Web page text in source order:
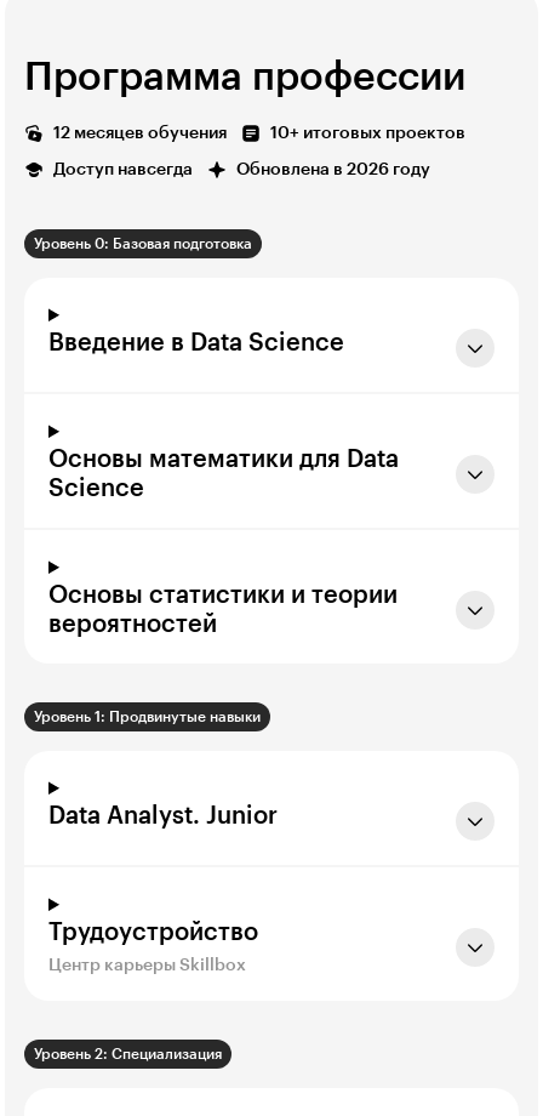
Программа профессии
12 месяцев обучения 10+ итоговых проектов
Доступ навсегда Обновлена в 2026 году
Уровень 0: Базовая подготовка
Введение в Data Science
Основы математики для Data
Science
Основы статистики и теории
вероятностей
Уровень 1: Продвинутые навыки
Data Analyst. Junior
Трудоустройство
Центр карьеры Skillbox
Уровень 2: Специализация